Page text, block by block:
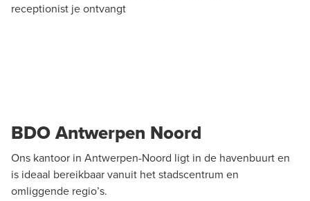
receptionist je ontvangt
BDO Antwerpen Noord
Ons kantoor in Antwerpen-Noord ligt in de havenbuurt en
is ideaal bereikbaar vanuit het stadscentrum en
omliggende regio’s.